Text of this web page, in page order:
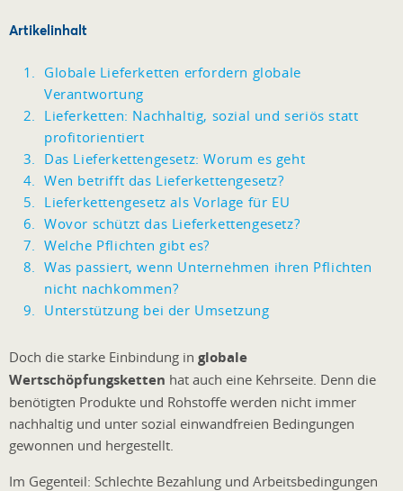
Artikelinhalt
Globale Lieferketten erfordern globale
Verantwortung
Lieferketten: Nachhaltig, sozial und seriös statt
profitorientiert
Das Lieferkettengesetz: Worum es geht
Wen betrifft das Lieferkettengesetz?
Lieferkettengesetz als Vorlage für EU
Wovor schützt das Lieferkettengesetz?
Welche Pflichten gibt es?
Was passiert, wenn Unternehmen ihren Pflichten
nicht nachkommen?
Unterstützung bei der Umsetzung
Doch die starke Einbindung in globale
Wertschöpfungsketten hat auch eine Kehrseite. Denn die
benötigten Produkte und Rohstoffe werden nicht immer
nachhaltig und unter sozial einwandfreien Bedingungen
gewonnen und hergestellt.
Im Gegenteil: Schlechte Bezahlung und Arbeitsbedingungen